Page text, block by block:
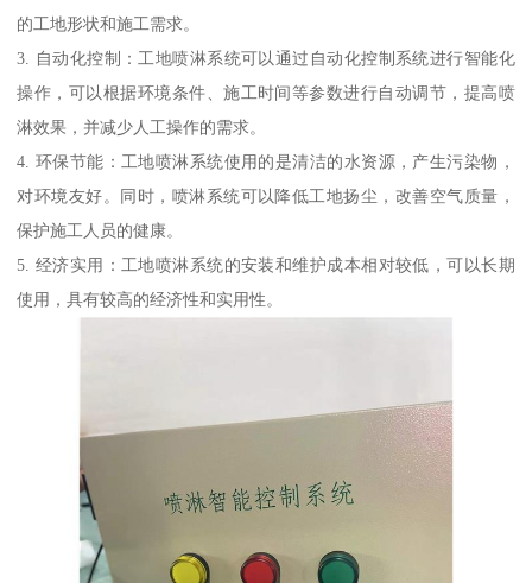
的工地形状和施工需求。
3. 自动化控制：工地喷淋系统可以通过自动化控制系统进行智能化
操作，可以根据环境条件、施工时间等参数进行自动调节，提高喷
淋效果，并减少人工操作的需求。
4. 环保节能：工地喷淋系统使用的是清洁的水资源，产生污染物，
对环境友好。同时，喷淋系统可以降低工地扬尘，改善空气质量，
保护施工人员的健康。
5. 经济实用：工地喷淋系统的安装和维护成本相对较低，可以长期
使用，具有较高的经济性和实用性。